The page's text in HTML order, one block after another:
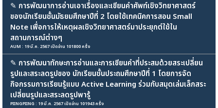
✎ การพัฒนาการอ่านเอาเรื่องและเขียนคำศัพท์เชิงวิทยาศาสตร์
ของนักเรียนชั้นมัธยมศึกษาปีที่ 2 โดยใช้เทคนิคการสอน Small
Note เพื่อการให้เหตุผลเชิงวิทยาศาสตร์มาประยุกต์ใช้ใน
สถานการณ์ต่างๆ
AUM : 19 มี.ค. 2567 เปิดอ่าน 101800 ครั้ง
✎ การพัฒนาทักษะการอ่านและการเขียนคำที่ประสมด้วยสระเปลี่ยน
รูปและสระลดรูปของ นักเรียนชั้นประถมศึกษาปีที่ 1 โดยการจัด
กิจกรรมการเรียนรู้แบบ Active Learning ร่วมกับสมุดเล่มเล็กสระ
เปลี่ยนรูปและสระลดรูปพารู้
PIINGPIING : 19 มี.ค. 2567 เปิดอ่าน 101943 ครั้ง